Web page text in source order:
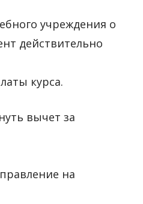
учреждения о
действительно
курса.
вычет за
на